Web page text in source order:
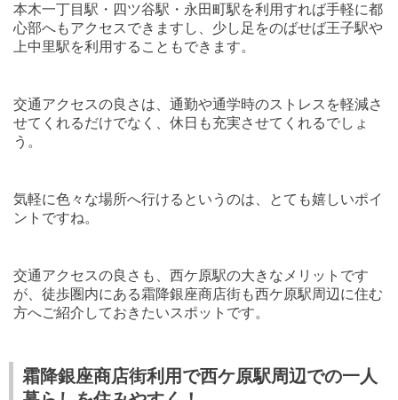
本木一丁目駅・四ツ谷駅・永田町駅を利用すれば手軽に都
心部へもアクセスできますし、少し 足をのばせば王子駅や
上中里駅を利用することもできます。
交通アクセスの良さは、通勤や通学時のストレスを軽減さ
せてくれるだけでなく、休日も充実させてくれるでしょ
う。
気軽に色々な場所へ行けるというのは、とても嬉しいポイ
ントですね。
交通アクセスの良さも、西ケ原駅の大きなメリットです
が、徒歩圏内にある霜降銀座商店街も西ケ原駅周辺に住む
方へご紹介しておきたいスポットです。
霜降銀座商店街利用で西ケ原駅周辺での一人